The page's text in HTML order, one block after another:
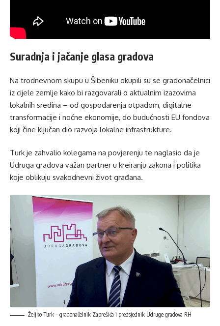
Suradnja i jačanje glasa gradova
Na trodnevnom skupu u Šibeniku okupili su se gradonačelnici
iz cijele zemlje kako bi razgovarali o aktualnim izazovima
lokalnih sredina – od gospodarenja otpadom, digitalne
transformacije i noćne ekonomije, do budućnosti EU fondova
koji čine ključan dio razvoja lokalne infrastrukture.
Turk je zahvalio kolegama na povjerenju te naglasio da je
Udruga gradova važan partner u kreiranju zakona i politika
koje oblikuju svakodnevni život građana.
Željko Turk – gradonačelnik Zaprešića i predsjednik Udruge gradova RH